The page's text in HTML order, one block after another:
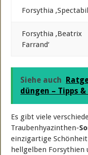
Forsythia
Forsythia ‚Beatrix
Farrand‘
Siehe auch
düngen – Tipps
Es gibt viele
Traubenhyazinthen-
einzigartige
hellgelben Forsythien